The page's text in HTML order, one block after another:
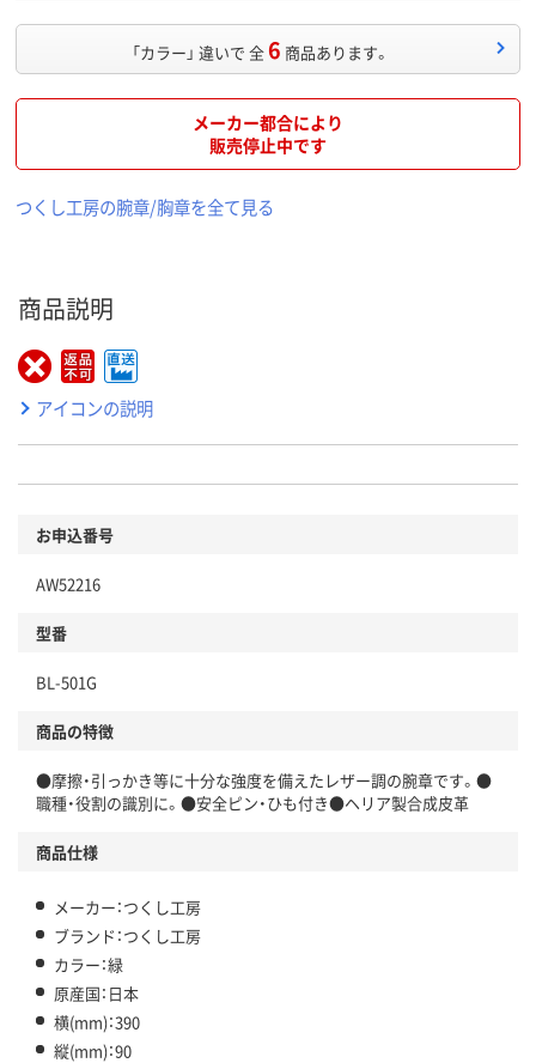
「カラー」 違いで 全6 商品あります。
メーカー都合により
販売停止中です
つくし工房の腕章/胸章を全て見る
商品説明
アイコンの説明
お申込番号
AW52216
型番
BL-501G
商品の特徴
●摩擦・引っかき等に十分な強度を備えたレザー調の腕章です。●
職種・役割の識別に。●安全ピン・ひも付き●ヘリア製合成皮革
商品仕様
メーカー：つくし工房
ブランド：つくし工房
カラー：緑
原産国：日本
横(mm)：390
縦(mm)：90